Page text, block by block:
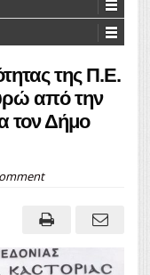
της Π.Ε.
από την
τον Δήμο